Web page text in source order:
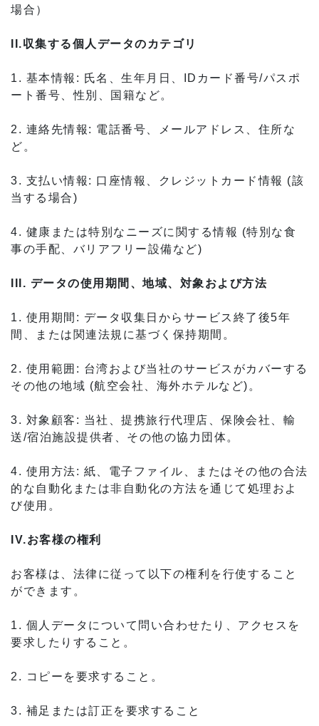
場合）
II.収集する個人データのカテゴリ
1. 基本情報: 氏名、生年月日、IDカード番号/パスポ
ート番号、性別、国籍など。
2. 連絡先情報: 電話番号、メールアドレス、住所な
ど。
3. 支払い情報: 口座情報、クレジットカード情報 (該
当する場合)
4. 健康または特別なニーズに関する情報 (特別な食
事の手配、バリアフリー設備など)
III. データの使用期間、地域、対象および方法
1. 使用期間: データ収集日からサービス終了後5年
間、または関連法規に基づく保持期間。
2. 使用範囲: 台湾および当社のサービスがカバーする
その他の地域 (航空会社、海外ホテルなど)。
3. 対象顧客: 当社、提携旅行代理店、保険会社、輸
送/宿泊施設提供者、その他の協力団体。
4. 使用方法: 紙、電子ファイル、またはその他の合法
的な自動化または非自動化の方法を通じて処理およ
び使用。
IV.お客様の権利
お客様は、法律に従って以下の権利を行使すること
ができます。
1. 個人データについて問い合わせたり、アクセスを
要求したりすること。
2. コピーを要求すること。
3. 補足または訂正を要求すること